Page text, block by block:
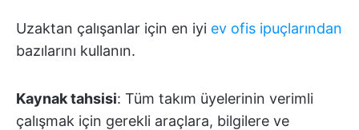
Uzaktan çalışanlar için en iyi ev ofis ipuçlarından
bazılarını kullanın.
Kaynak tahsisi: Tüm takım üyelerinin verimli
çalışmak için gerekli araçlara, bilgilere ve